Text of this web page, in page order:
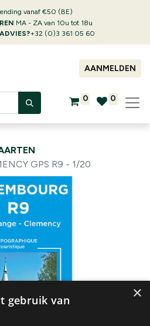
vanaf €50 (BE)
MA - ZA van 10u tot 18u
+32 (0)3 361 05 60
AANMELDEN
0 0
GPS R9 - 1/20
×
gebruik van